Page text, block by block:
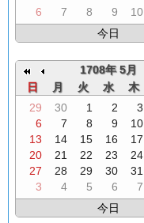
6
7 8 9 10
今日
1708年 5月
日
月 火 水 木
29
30 1 2 3
6
7 8 9 10
13
14 15 16 17
20
21 22 23 24
27
28 29 30 31
3
4 5 6 7
今日